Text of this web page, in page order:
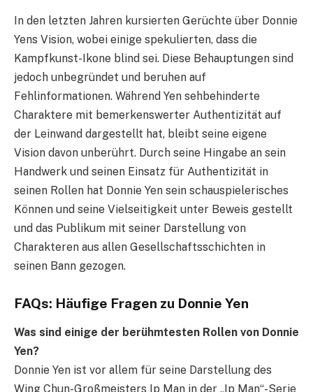
In den letzten Jahren kursierten Gerüchte über Donnie
Yens Vision, wobei einige spekulierten, dass die
Kampfkunst-Ikone blind sei. Diese Behauptungen sind
jedoch unbegründet und beruhen auf
Fehlinformationen. Während Yen sehbehinderte
Charaktere mit bemerkenswerter Authentizität auf
der Leinwand dargestellt hat, bleibt seine eigene
Vision davon unberührt. Durch seine Hingabe an sein
Handwerk und seinen Einsatz für Authentizität in
seinen Rollen hat Donnie Yen sein schauspielerisches
Können und seine Vielseitigkeit unter Beweis gestellt
und das Publikum mit seiner Darstellung von
Charakteren aus allen Gesellschaftsschichten in
seinen Bann gezogen.
FAQs: Häufige Fragen zu Donnie Yen
Was sind einige der berühmtesten Rollen von Donnie
Yen?
Donnie Yen ist vor allem für seine Darstellung des
Wing Chun-Großmeisters Ip Man in der „Ip Man“-Serie